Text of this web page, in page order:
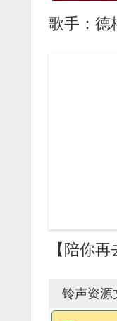
歌手：德
【陪你再
铃声资源